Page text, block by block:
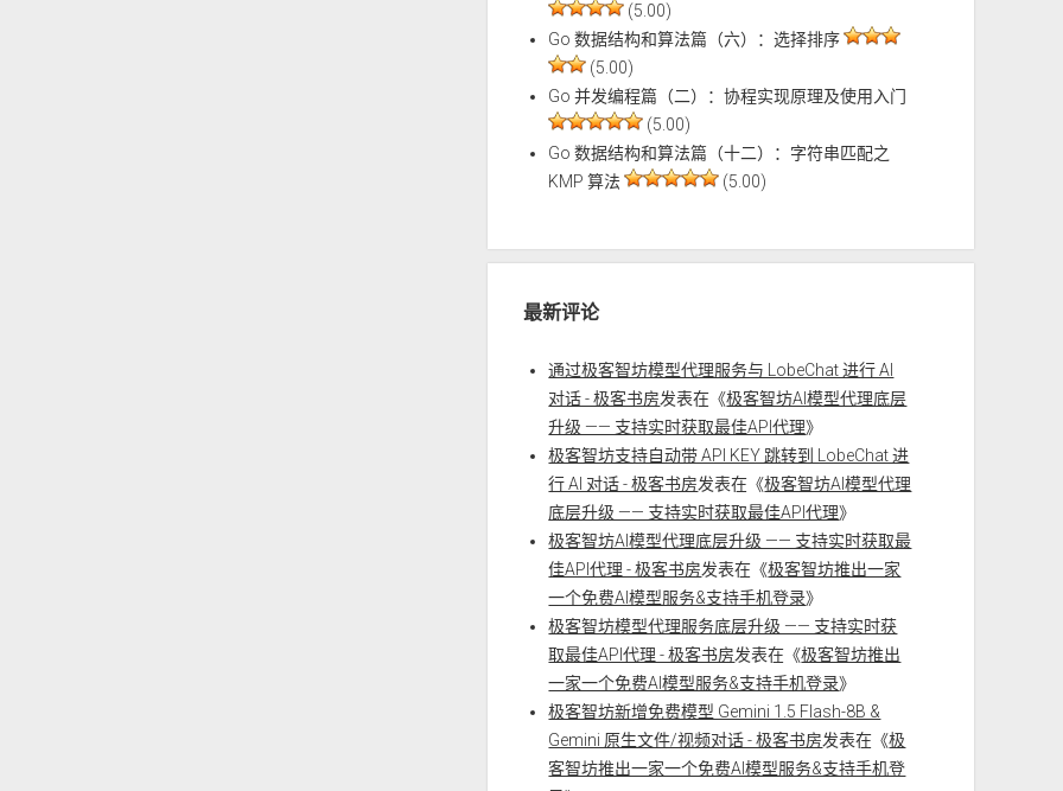
(5.00)
Go 数据结构和算法篇（六）：选择排序
(5.00)
Go 并发编程篇（二）：协程实现原理及使用入门
(5.00)
Go 数据结构和算法篇（十二）：字符串匹配之
KMP 算法
(5.00)
最新评论
通过极客智坊模型代理服务与 LobeChat 进行 AI
对话 - 极客书房发表在《极客智坊AI模型代理底层
升级 —— 支持实时获取最佳API代理》
极客智坊支持自动带 API KEY 跳转到 LobeChat 进
行 AI 对话 - 极客书房发表在《极客智坊AI模型代理
底层升级 —— 支持实时获取最佳API代理》
极客智坊AI模型代理底层升级 —— 支持实时获取最
佳API代理 - 极客书房发表在《极客智坊推出一家
一个免费AI模型服务&支持手机登录》
极客智坊模型代理服务底层升级 —— 支持实时获
取最佳API代理 - 极客书房发表在《极客智坊推出
一家一个免费AI模型服务&支持手机登录》
极客智坊新增免费模型 Gemini 1.5 Flash-8B &
Gemini 原生文件/视频对话 - 极客书房发表在《极
客智坊推出一家一个免费AI模型服务&支持手机登